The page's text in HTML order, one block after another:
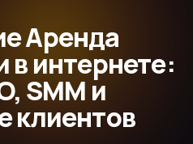
Аренда
в интернете:
SMM и
клиентов